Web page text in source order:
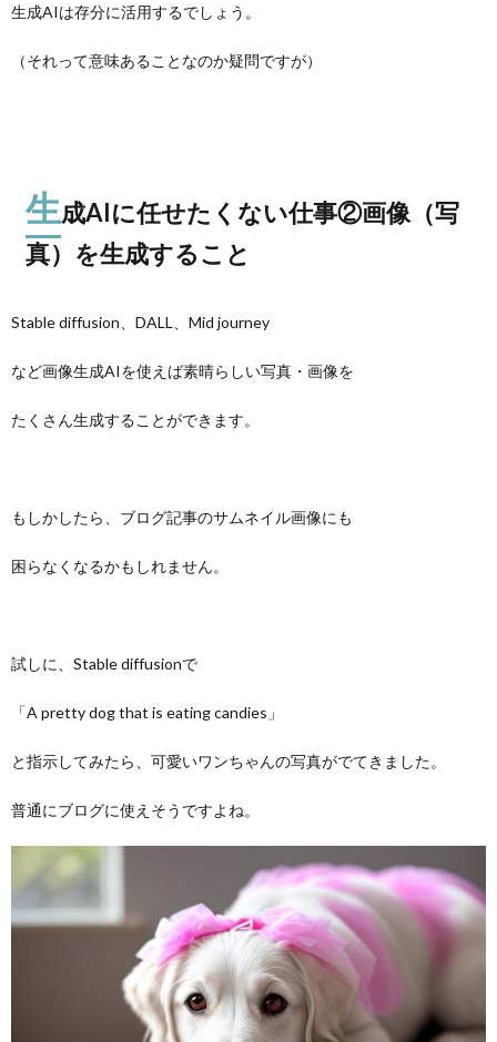
生成AIは存分に活用するでしょう。
（それって意味あることなのか疑問ですが）
生成AIに任せたくない仕事②画像（写
真）を生成すること
Stable diffusion、DALL、Mid journey
など画像生成AIを使えば素晴らしい写真・画像を
たくさん生成することができます。
もしかしたら、ブログ記事のサムネイル画像にも
困らなくなるかもしれません。
試しに、Stable diffusionで
「A pretty dog that is eating candies」
と指示してみたら、可愛いワンちゃんの写真がでてきました。
普通にブログに使えそうですよね。